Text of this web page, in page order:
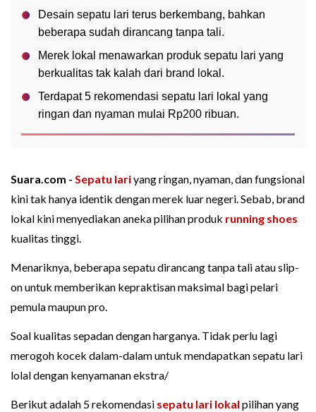
Desain sepatu lari terus berkembang, bahkan
beberapa sudah dirancang tanpa tali.
Merek lokal menawarkan produk sepatu lari yang
berkualitas tak kalah dari brand lokal.
Terdapat 5 rekomendasi sepatu lari lokal yang
ringan dan nyaman mulai Rp200 ribuan.
Suara.com - Sepatu lariyang ringan, nyaman, dan fungsional
kini tak hanya identik dengan merek luar negeri. Sebab, brand
lokal kini menyediakan aneka pilihan produk running shoes
kualitas tinggi.
Menariknya, beberapa sepatu dirancang tanpa tali atau slip-
on untuk memberikan kepraktisan maksimal bagi pelari
pemula maupun pro.
Soal kualitas sepadan dengan harganya. Tidak perlu lagi
merogoh kocek dalam-dalam untuk mendapatkan sepatu lari
lolal dengan kenyamanan ekstra/
Berikut adalah 5 rekomendasi sepatu lari lokal pilihan yang